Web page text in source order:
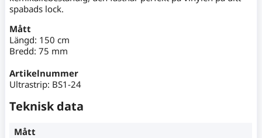
spabads lock.
Mått
Längd: 150 cm
Bredd: 75 mm
Artikelnummer
Ultrastrip: BS1-24
Teknisk data
Mått